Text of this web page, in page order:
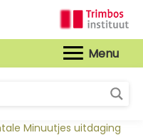
Minuutjes uitdaging